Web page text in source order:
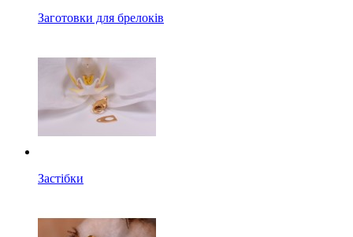
Заготовки для брелоків
Застібки